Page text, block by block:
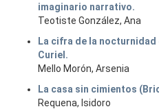
imaginario narrativo.
Teotiste González, Ana
La cifra de la nocturnidad
Curiel.
Mello Morón, Arsenia
La casa sin cimientos
Requena, Isidoro